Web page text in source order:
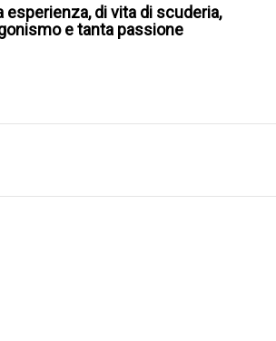
di vita di scuderia,
e tanta passione